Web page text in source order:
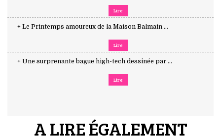
Lire
+ Le Printemps amoureux de la Maison Balmain ...
Lire
+ Une surprenante bague high-tech dessinée par ...
Lire
A LIRE ÉGALEMENT